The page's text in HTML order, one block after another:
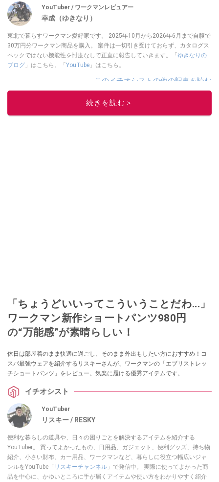
YouTuber / ワークマンレビュアー
幸成（ゆきなり）
東北で暮らすワークマン愛好家です。 2025年10月から2026年6月まで自腹で
30万円分ワークマン商品を購入。 案件は一切引き受けておらず、カタログス
ペックではない機能性を忖度なしで正直に報告していきます。「ゆきなりの
ブログ 」はこちら。「YouTube 」はこちら。
このイチオシストの他の記事を読む
続きを読む＞
「ちょうどいいってこういうことだわ...」
ワークマン新作ショートパンツ980円
の“万能感”が素晴らしい！
休日は部屋着のまま快適に過ごし、そのまま外出もしたい方におすすめ！コ
スパ最強ウェアを紹介するリスキーさんが、ワークマンの「エブリストレッ
チショートパンツ」をレビュー。気楽に履ける優秀アイテムです。
イチオシスト
YouTuber
リスキー / RESKY
便利な暮らしの道具や、日々の困りごとを解決するアイテムを紹介する
YouTuber。 買ってよかったもの、日用品、ガジェット、便利グッズ、持ち物
紹介、小さい財布、カー用品、ワークマンなど、暮らしに役立つ幅広いジャ
ンルをYouTube「 リスキーチャンネル 」で発信中。 実際に使ってよかった商
品を中心に、かゆいところに手が届くアイテムや使い方をわかりやすく紹介